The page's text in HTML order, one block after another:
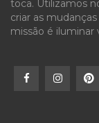
toca. Utilizamos
criar as
missão é iluminar